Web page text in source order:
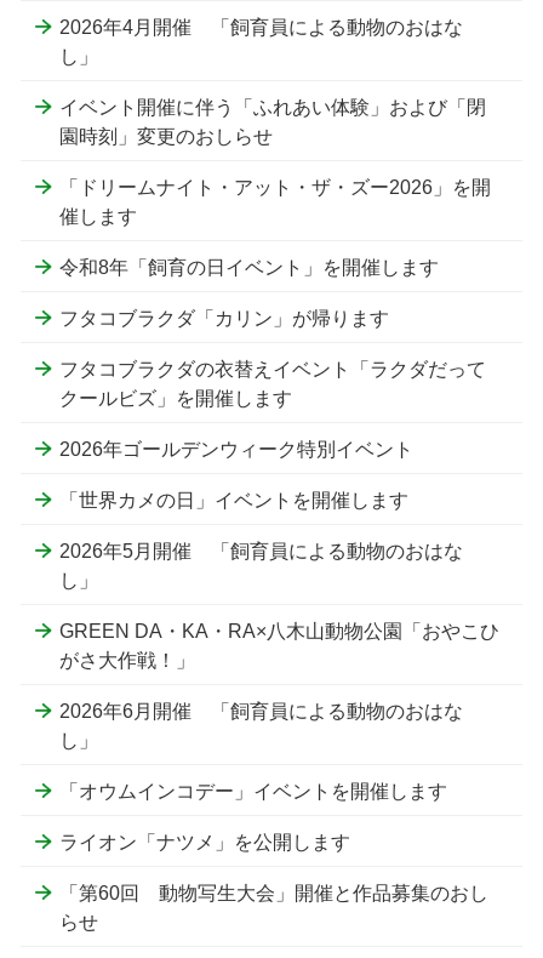
2026年4月開催 「飼育員による動物のおはな
し」
イベント開催に伴う「ふれあい体験」および「閉
園時刻」変更のおしらせ
「ドリームナイト・アット・ザ・ズー2026」を開
催します
令和8年「飼育の日イベント」を開催します
フタコブラクダ「カリン」が帰ります
フタコブラクダの衣替えイベント「ラクダだって
クールビズ」を開催します
2026年ゴールデンウィーク特別イベント
「世界カメの日」イベントを開催します
2026年5月開催 「飼育員による動物のおはな
し」
GREEN DA・KA・RA×八木山動物公園「おやこひ
がさ大作戦！」
2026年6月開催 「飼育員による動物のおはな
し」
「オウムインコデー」イベントを開催します
ライオン「ナツメ」を公開します
「第60回 動物写生大会」開催と作品募集のおし
らせ